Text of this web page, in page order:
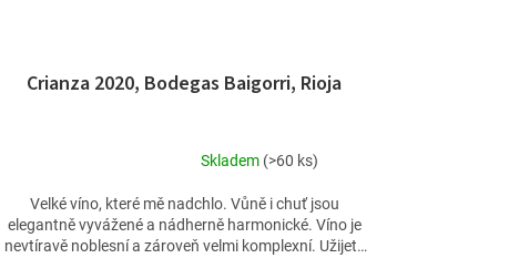
Crianza 2020, Bodegas Baigorri, Rioja
hodnocení
produktu
je
Skladem (>60 ks)
Velké víno, které mě nadchlo. Vůně i chuť jsou
elegantně vyvážené a nádherně harmonické. Víno je
nevtíravě noblesní a zároveň velmi komplexní. Užijete